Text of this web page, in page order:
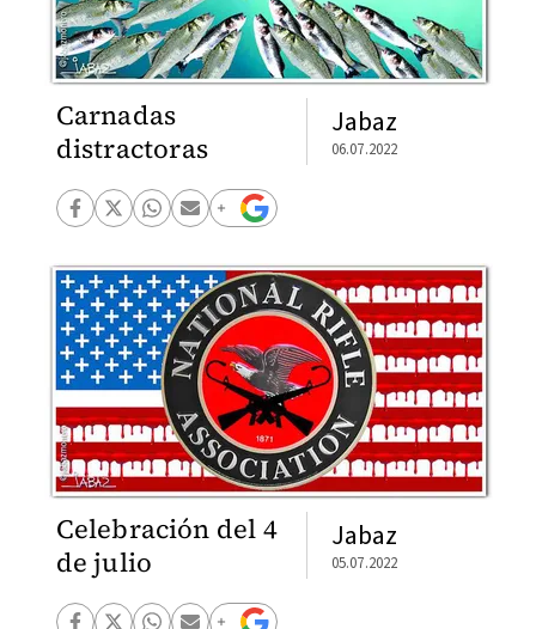
Carnadas
distractoras
Jabaz
06.07.2022
Celebración del 4
de julio
Jabaz
05.07.2022